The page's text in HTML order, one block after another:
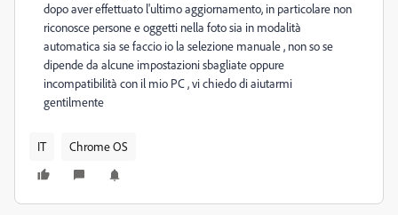
dopo aver effettuato l'ultimo aggiornamento, in particolare non
riconosce persone e oggetti nella foto sia in modalità
automatica sia se faccio io la selezione manuale , non so se
dipende da alcune impostazioni sbagliate oppure
incompatibilità con il mio PC , vi chiedo di aiutarmi
gentilmente
IT Chrome OS